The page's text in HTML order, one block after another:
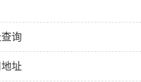
询
址